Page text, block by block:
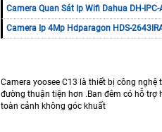
Camera Quan Sát Ip Wifi Dahua DH-
Camera Ip 4Mp Hdparagon HDS-
Camera yoosee C13 là thiết bị công
đường thuận tiện hơn .Ban đêm có hỗ trợ
toàn cảnh không góc khuất